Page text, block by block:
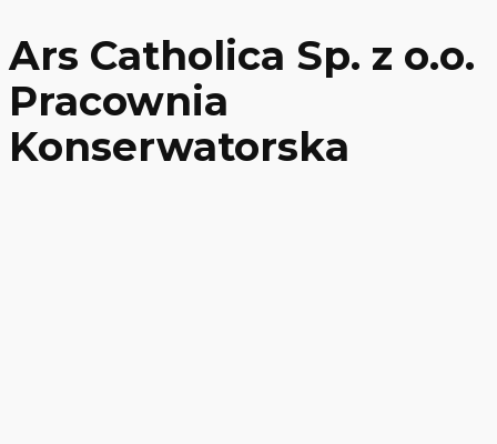
Ars Catholica Sp. z o.o.
Pracownia
Konserwatorska